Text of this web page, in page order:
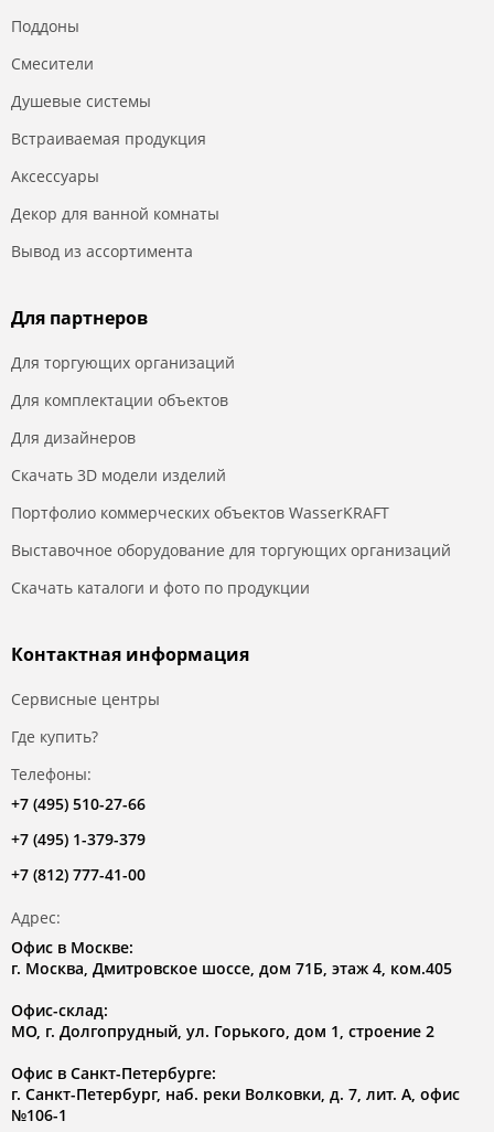
Поддоны
Смесители
Душевые системы
Встраиваемая продукция
Аксессуары
Декор для ванной комнаты
Вывод из ассортимента
Для партнеров
Для торгующих организаций
Для комплектации объектов
Для дизайнеров
Скачать 3D модели изделий
Портфолио коммерческих объектов WasserKRAFT
Выставочное оборудование для торгующих организаций
Скачать каталоги и фото по продукции
Контактная информация
Сервисные центры
Где купить?
Телефоны:
+7 (495) 510-27-66
+7 (495) 1-379-379
+7 (812) 777-41-00
Адрес:
Офис в Москве:
г. Москва, Дмитровское шоссе, дом 71Б, этаж 4, ком.405
Офис-склад:
МО, г. Долгопрудный, ул. Горького, дом 1, строение 2
Офис в Санкт-Петербурге:
г. Санкт-Петербург, наб. реки Волковки, д. 7, лит. А, офис
№106-1